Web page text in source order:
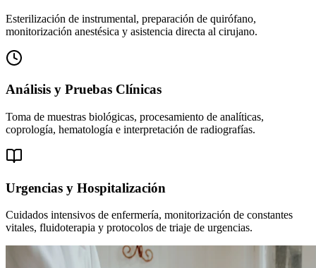
Esterilización de instrumental, preparación de quirófano,
monitorización anestésica y asistencia directa al cirujano.
Análisis y Pruebas Clínicas
Toma de muestras biológicas, procesamiento de analíticas,
coprología, hematología e interpretación de radiografías.
Urgencias y Hospitalización
Cuidados intensivos de enfermería, monitorización de constantes
vitales, fluidoterapia y protocolos de triaje de urgencias.